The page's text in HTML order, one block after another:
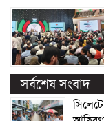
সর্বশেষ সংবাদ